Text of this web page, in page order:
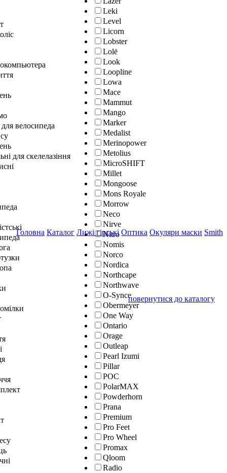
Leki
Level
Licorn
Lobster
Lolё
Look
Loopline
Lowa
Mace
Mammut
Mango
Marker
Medalist
Merinopower
Metolius
MicroSHIFT
Millet
Mongoose
Mons Royale
Morrow
Neco
Nirve
Nitro
Nomis
Norco
Nordica
Northcape
Northwave
O-Synce
Obermeyer
One Way
Ontario
Orage
Outleap
Pearl Izumi
Pillar
POC
PolarMAX
Powderhorn
Prana
Premium
Pro Feet
Pro Wheel
Promax
Qloom
Radio
велосипеда
для скелелазіння
Головна Каталог Лижі гірські Оптика Окуляри маски Smith
повернутися до каталогу